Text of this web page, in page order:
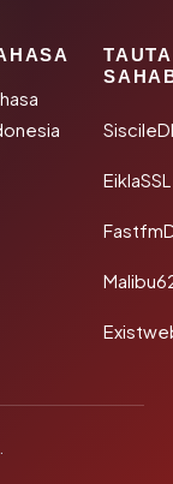
EiklaSSL